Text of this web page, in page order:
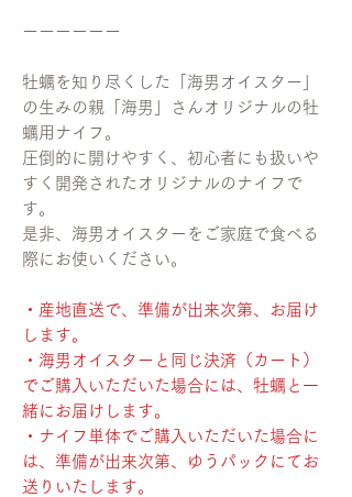
ーーーーーー
牡蠣を知り尽くした「海男オイスター」
の生みの親「海男」さんオリジナルの牡
蠣用ナイフ。
圧倒的に開けやすく、初心者にも扱いや
すく開発されたオリジナルのナイフで
す。
是非、海男オイスターをご家庭で食べる
際にお使いください。
・産地直送で、準備が出来次第、お届け
します。
・海男オイスターと同じ決済（カート）
でご購入いただいた場合には、牡蠣と一
緒にお届けします。
・ナイフ単体でご購入いただいた場合に
は、準備が出来次第、ゆうパックにてお
送りいたします。